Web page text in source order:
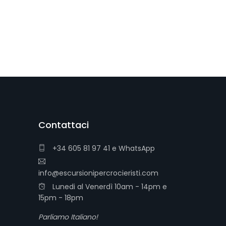
Contattaci
+34 605 81 97 41 e WhatsApp
info@escursionipercrocieristi.com
Lunedi al Venerdì 10am - 14pm e
15pm - 18pm
Parliamo Italiano!